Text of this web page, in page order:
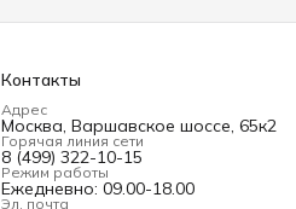
Контакты
Адрес
Москва, Варшавское шоссе, 65к2
Горячая линия сети
8 (499) 322-10-15
Режим работы
Ежедневно: 09.00-18.00
Эл. почта